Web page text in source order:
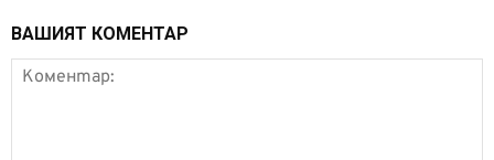
ВАШИЯТ КОМЕНТАР